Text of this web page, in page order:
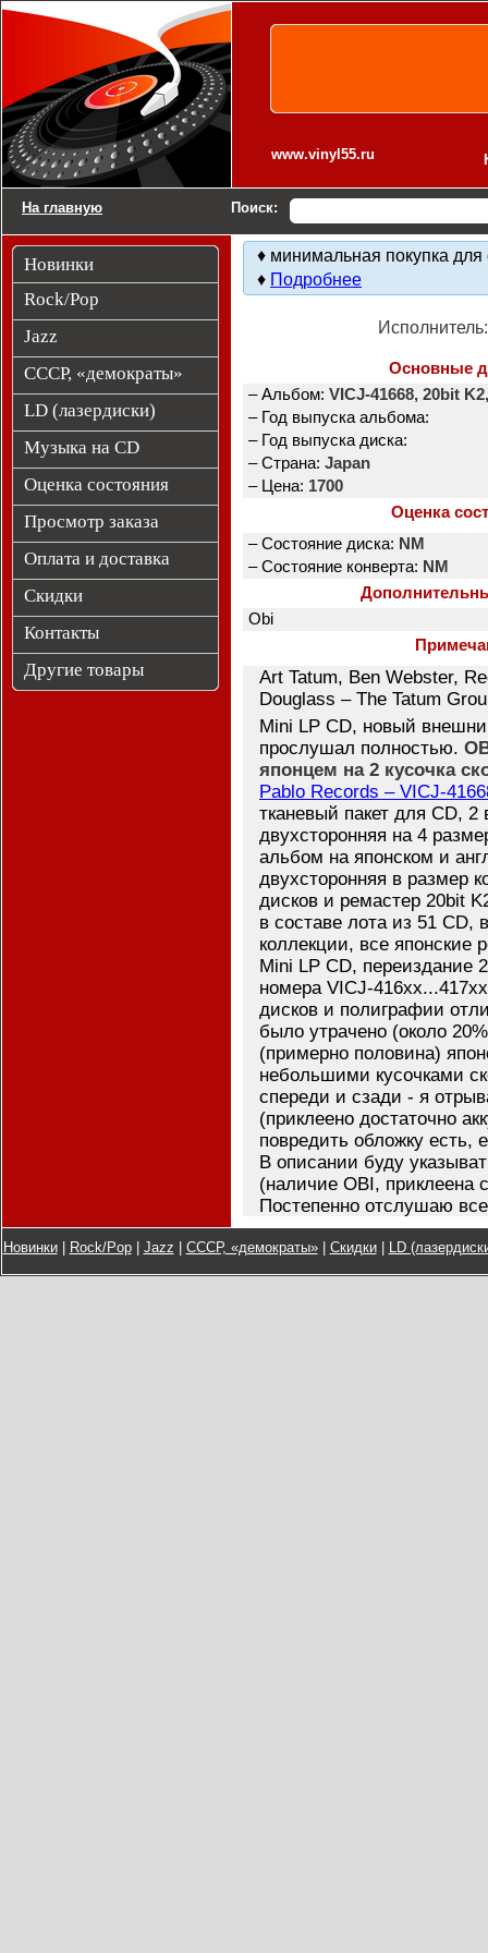
www.vinyl55.ru
На главную Поиск:
Новинки
Rock/Pop
Jazz
СССР, «демократы»
LD (лазердиски)
Музыка на CD
Оценка состояния
Просмотр заказа
Оплата и доставка
Скидки
Контакты
Другие товары
♦ минимальная покупка для
♦ Подробнее
Основные
– Альбом: VICJ-41668, 20bit
– Год выпуска альбома:
– Год выпуска диска:
– Страна: Japan
– Цена: 1700
Оценка
– Состояние диска: NM
– Состояние конверта: NM
Obi
Art Tatum, Ben Webster,
Douglass – The Tatum
Mini LP CD, новый
прослушал полностью.
японцем на 2 кусочка
Pablo Records – VICJ-
тканевый пакет для CD, 2
двухсторонняя на 4
альбом на японском и
двухсторонняя в размер
дисков и ремастер 20bit
в составе лота из 51 CD,
коллекции, все японские
Mini LP CD, переиздание
номера VICJ-
дисков и полиграфии
было утрачено (около
(примерно половина)
небольшими кусочками
спереди и сзади - я
(приклеено достаточно
повредить обложку есть,
В описании буду
(наличие OBI, приклеена
Постепенно отслушаю
Новинки| Rock/Pop| Jazz СССР, «демократы»| Скидки| LD